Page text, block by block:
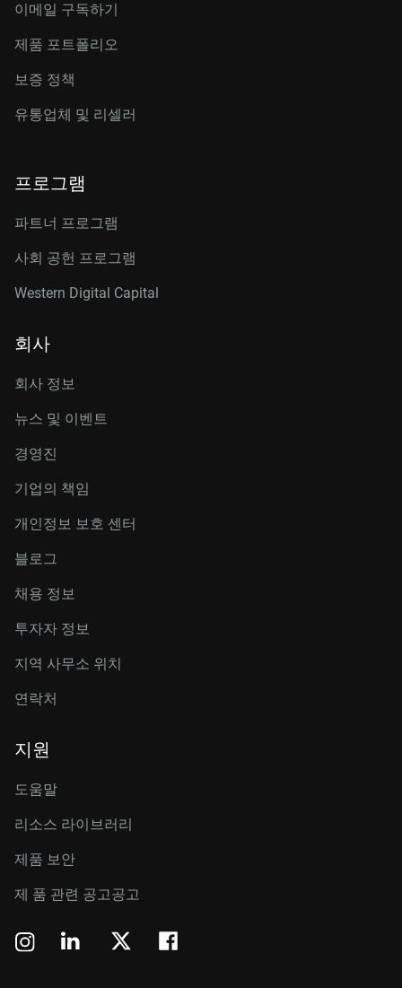
이메일 구독하기
제품 포트폴리오
보증 정책
유통업체 및 리셀러
프로그램
파트너 프로그램
사회 공헌 프로그램
Western Digital Capital
회사
회사 정보
뉴스 및 이벤트
경영진
기업의 책임
개인정보 보호 센터
블로그
채용 정보
투자자 정보
지역 사무소 위치
연락처
지원
도움말
리소스 라이브러리
제품 보안
제 품 관련 공고공고